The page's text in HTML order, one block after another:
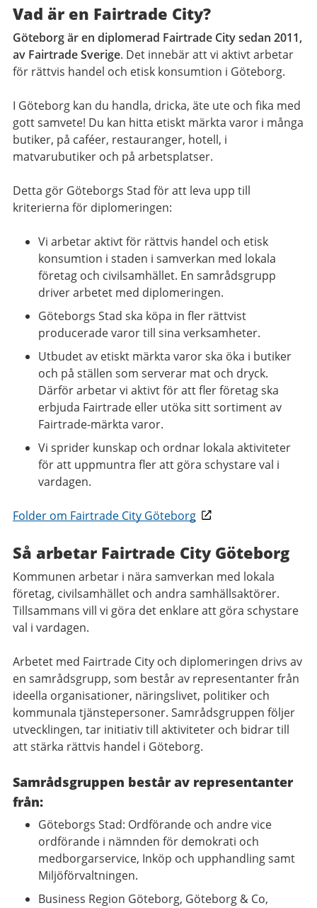
Vad är en Fairtrade City?
Göteborg är en diplomerad Fairtrade City sedan 2011,
av Fairtrade Sverige. Det innebär att vi aktivt arbetar
för rättvis handel och etisk konsumtion i Göteborg.
I Göteborg kan du handla, dricka, äte ute och fika med
gott samvete! Du kan hitta etiskt märkta varor i många
butiker, på caféer, restauranger, hotell, i
matvarubutiker och på arbetsplatser.
Detta gör Göteborgs Stad för att leva upp till
kriterierna för diplomeringen:
Vi arbetar aktivt för rättvis handel och etisk
konsumtion i staden i samverkan med lokala
företag och civilsamhället. En samrådsgrupp
driver arbetet med diplomeringen.
Göteborgs Stad ska köpa in fler rättvist
producerade varor till sina verksamheter.
Utbudet av etiskt märkta varor ska öka i butiker
och på ställen som serverar mat och dryck.
Därför arbetar vi aktivt för att fler företag ska
erbjuda Fairtrade eller utöka sitt sortiment av
Fairtrade-märkta varor.
Vi sprider kunskap och ordnar lokala aktiviteter
för att uppmuntra fler att göra schystare val i
vardagen.
Folder om Fairtrade City Göteborg
Så arbetar Fairtrade City Göteborg
Kommunen arbetar i nära samverkan med lokala
företag, civilsamhället och andra samhällsaktörer.
Tillsammans vill vi göra det enklare att göra schystare
val i vardagen.
Arbetet med Fairtrade City och diplomeringen drivs av
en samrådsgrupp, som består av representanter från
ideella organisationer, näringslivet, politiker och
kommunala tjänstepersoner. Samrådsgruppen följer
utvecklingen, tar initiativ till aktiviteter och bidrar till
att stärka rättvis handel i Göteborg.
Samrådsgruppen består av representanter
från:
Göteborgs Stad: Ordförande och andre vice
ordförande i nämnden för demokrati och
medborgarservice, Inköp och upphandling samt
Miljöförvaltningen.
Business Region Göteborg, Göteborg & Co,